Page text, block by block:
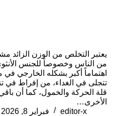
يعتبر التخلص من الوزن الزائد
من الناس وخصوصاً للجنس
اهتماماً أكبر بشكله الخارجي
تتجلى في الغداء، من إفراط في
قلة الحركة والخمول، كما أن
الأخرى…
editor-x
فبراير 8, 2026